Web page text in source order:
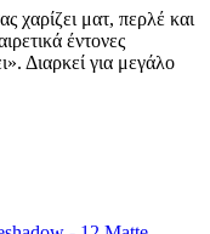
χαρίζει ματ, περλέ και
έντονες
Διαρκεί για μεγάλο